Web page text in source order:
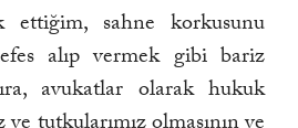
ettiğim, sahne korkusunu
alıp vermek gibi bariz
avukatlar olarak hukuk
ve tutkularımız olmasının ve